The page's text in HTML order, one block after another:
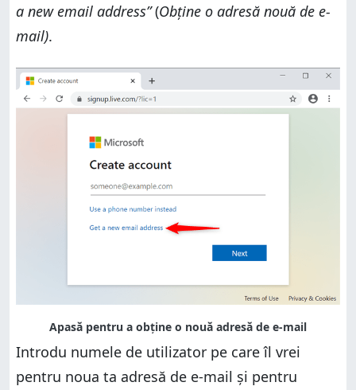
a new email address”(Obține o adresă nouă de e-
mail).
Introdu numele de utilizator pe care îl vrei
pentru noua ta adresă de e-mail și pentru